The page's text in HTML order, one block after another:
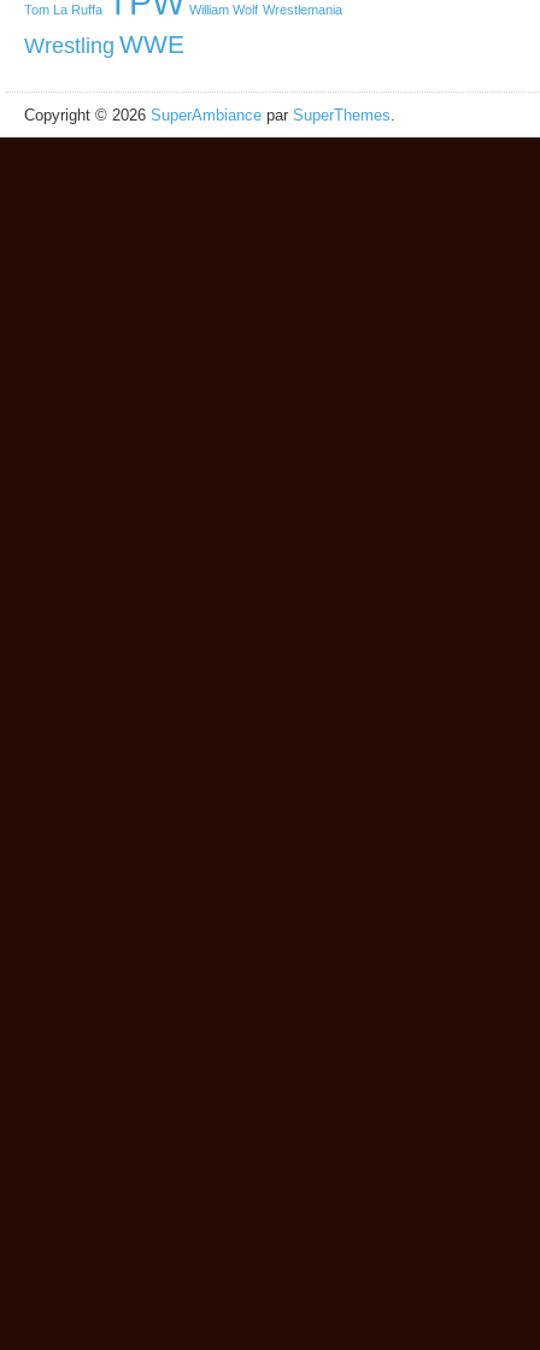
Tom La Ruffa William Wolf Wrestlemania
Wrestling WWE
Copyright © 2026 SuperAmbiance par SuperThemes.